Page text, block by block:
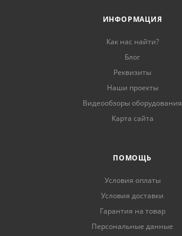
ИНФОРМАЦИЯ
Как нас найти?
Блог
Реквизиты
Наши проекты
Видеообзоры оборудования
Карта сайта
ПОМОЩЬ
Условия оплаты
Условия доставки
Гарантия на товар
Персональные данные